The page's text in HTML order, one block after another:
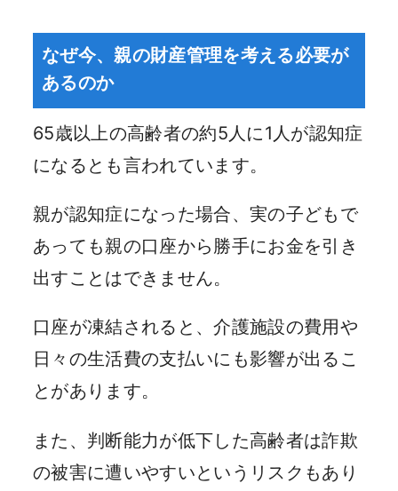
なぜ今、親の財産管理を考える必要が
あるのか
65歳以上の高齢者の約5人に1人が認知症
になるとも言われています。
親が認知症になった場合、実の子どもで
あっても親の口座から勝手にお金を引き
出すことはできません。
口座が凍結されると、介護施設の費用や
日々の生活費の支払いにも影響が出るこ
とがあります。
また、判断能力が低下した高齢者は詐欺
の被害に遭いやすいというリスクもあり